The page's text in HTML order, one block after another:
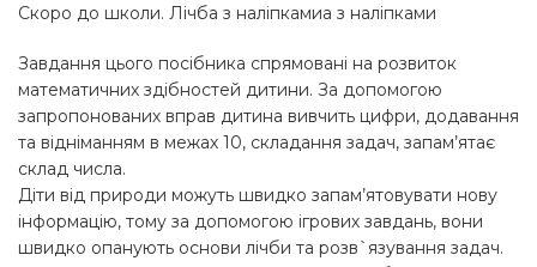
Скоро до школи. Лічба з наліпкамиа з наліпками
Завдання цього посібника спрямовані на розвиток
математичних здібностей дитини. За допомогою
запропонованих вправ дитина вивчить цифри, додавання
та відніманням в межах 10, складання задач, запам’ятає
склад числа.
Діти від природи можуть швидко запам’ятовувати нову
інформацію, тому за допомогою ігрових завдань, вони
швидко опанують основи лічби та розв`язування задач.